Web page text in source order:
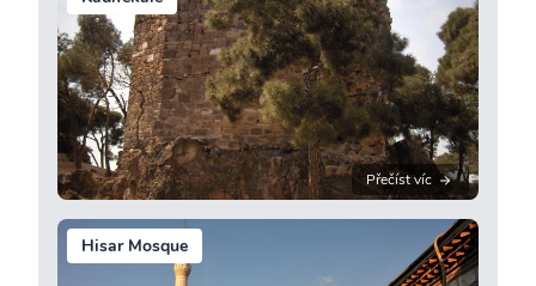
Přečíst víc
Hisar Mosque